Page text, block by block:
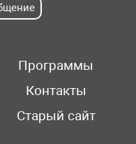
Программы
Контакты
Старый сайт